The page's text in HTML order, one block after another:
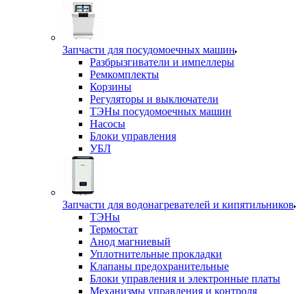
Запчасти для посудомоечных машин
Разбрызгиватели и импеллеры
Ремкомплекты
Корзины
Регуляторы и выключатели
ТЭНы посудомоечных машин
Насосы
Блоки управления
УБЛ
Запчасти для водонагревателей и кипятильников
ТЭНы
Термостат
Анод магниевый
Уплотнительные прокладки
Клапаны предохранительные
Блоки управления и электронные платы
Механизмы управления и контроля